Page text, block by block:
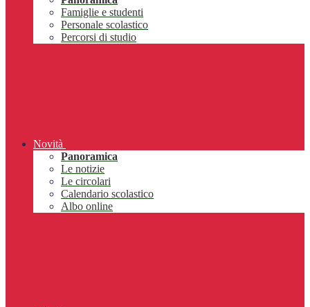
Famiglie e studenti
Personale scolastico
Percorsi di studio
Novità
Panoramica
Le notizie
Le circolari
Calendario scolastico
Albo online